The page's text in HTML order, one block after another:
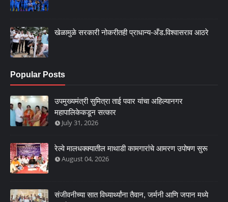
खेळामुळे सरकारी नोकरीतही प्राधान्य-अँड.विश्वासराव आठरे
Popular Posts
उपमुख्यमंत्री सुमित्रा ताई पवार यांचा अहिल्यानगर
महापालिकेकडून सत्कार
July 31, 2026
रेल्वे मालधक्क्यातील माथाडी कामगारांचे आमरण उपोषण सुरू
August 04, 2026
संजीवनीच्या सात विध्यार्थ्यांना तैवान, जर्मनी आणि जपान मध्ये